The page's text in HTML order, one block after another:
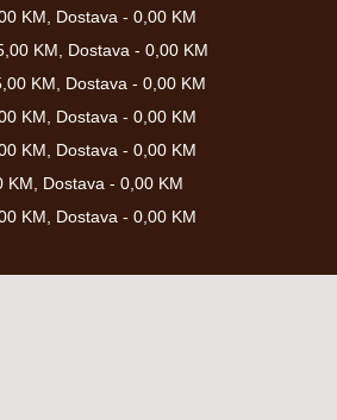
KM, Dostava - 0,00 KM
KM, Dostava - 0,00 KM
KM, Dostava - 0,00 KM
KM, Dostava - 0,00 KM
KM, Dostava - 0,00 KM
KM, Dostava - 0,00 KM
KM, Dostava - 0,00 KM